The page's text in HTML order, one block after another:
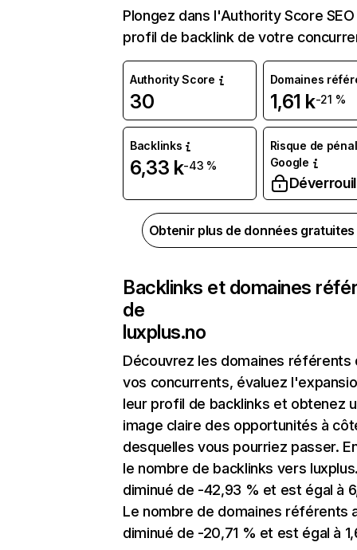
Plongez dans l'Authority Score
profil de backlink de votre
Authority Score
30
Domaines
1,61 k-21 %
Backlinks
6,33 k-43 %
Risque de
Google
Obtenir plus de données
Backlinks et domaines
de
luxplus.no
Découvrez les domaines référents
vos concurrents, évaluez
leur profil de backlinks et obtenez
image claire des opportunités à
desquelles vous pourriez passer.
le nombre de backlinks vers
diminué de -42,93 % et est égal à
Le nombre de domaines référents
diminué de -20,71 % et est égal à